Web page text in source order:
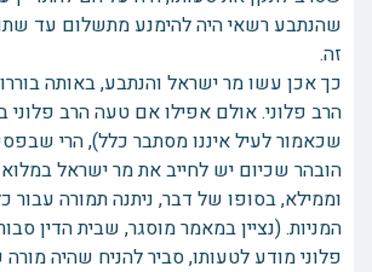
שהנתבע רשאי היה להימנע מתשלום עד
זה.
כך אכן עשו מר ישראל והנתבע, באותה
הרב פלוני. אולם אפילו אם טעה הרב פלוני
שכאמור לעיל איננו מסתבר כלל), הרי
הובהר שכיום יש לחייב את מר ישראל
וממילא, בסופו של דבר, ניתנה תמורה עבור
המניות. (נציין במאמר מוסגר, שבית הדין
פלוני מודע לטעותו, סביר להניח שהיה מורה